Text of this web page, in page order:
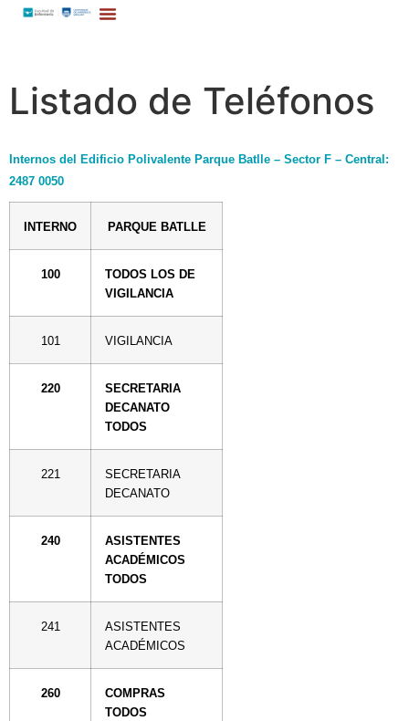
Listado de Teléfonos
Internos del Edificio Polivalente Parque Batlle – Sector F – Central:
2487 0050
INTERNO PARQUE BATLLE
100
TODOS LOS DE
VIGILANCIA
101 VIGILANCIA
220
SECRETARIA
DECANATO
TODOS
221
SECRETARIA
DECANATO
240
ASISTENTES
ACADÉMICOS
TODOS
241
ASISTENTES
ACADÉMICOS
260
COMPRAS
TODOS